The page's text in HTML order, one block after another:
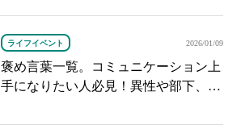
ライフイベント 2026/01/09
褒め言葉一覧。コミュニケーション上
手になりたい人必見！異性や部下、上